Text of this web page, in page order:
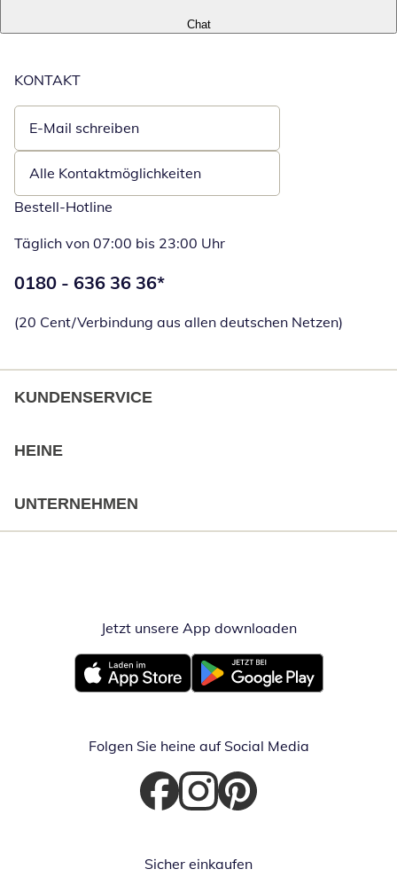
Chat
KONTAKT
E-Mail schreiben
Öffnet E-Mail-Client
Alle Kontaktmöglichkeiten
Bestell-Hotline
Täglich von 07:00 bis 23:00 Uhr
Telefonnummer:
0180 - 636 36 36*
(20 Cent/Verbindung aus allen deutschen Netzen)
KUNDENSERVICE
HEINE
UNTERNEHMEN
Jetzt unsere App downloadenÖffnet in
Öffnet in neuem FensterÖffnet in neuem Fenster
Folgen Sie heine auf Social Media
Öffnet in neuem Fenster
Öffnet in neuem Fenster
Öffnet in neuem Fenster
Sicher einkaufen